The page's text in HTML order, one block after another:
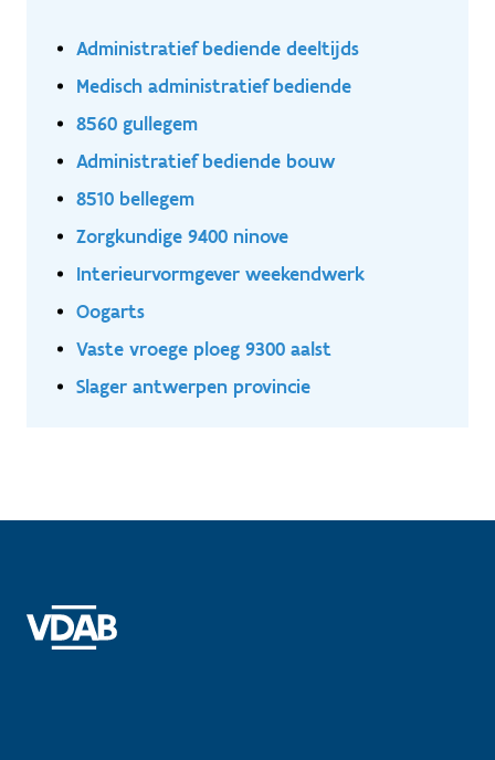
Administratief bediende deeltijds
Medisch administratief bediende
8560 gullegem
Administratief bediende bouw
8510 bellegem
Zorgkundige 9400 ninove
Interieurvormgever weekendwerk
Oogarts
Vaste vroege ploeg 9300 aalst
Slager antwerpen provincie